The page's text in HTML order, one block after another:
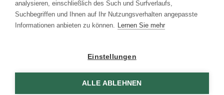
Links
Agentur Finder
analysieren, einschließlich des Such und Surfverlaufs,
Suchbegriffen und Ihnen auf Ihr Nutzungsverhalten angepasste
Informationen anbieten zu können. Lernen Sie mehr
Einstellungen
ALLE ABLEHNEN